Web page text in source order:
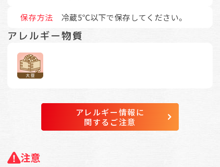
保存方法
冷蔵5℃以下で保存してください。
アレルギー物質
アレルギー情報に
関するご注意
注意